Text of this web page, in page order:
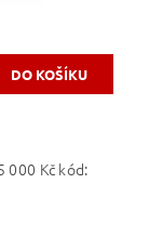
000 Kč kód: